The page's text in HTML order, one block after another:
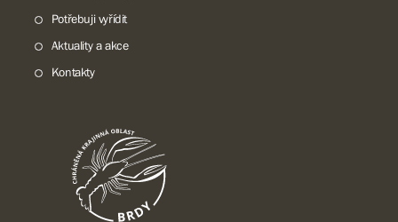
Potřebuji vyřídit
Aktuality a akce
Kontakty